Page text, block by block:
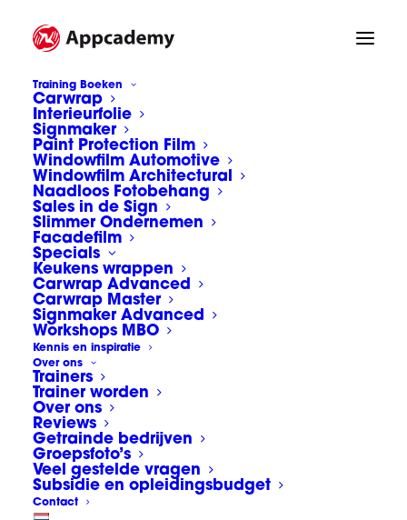
Training Boeken
Carwrap
Interieurfolie
Signmaker
Paint Protection Film
Windowfilm Automotive
Windowfilm Architectural
Naadloos Fotobehang
Sales in de Sign
Slimmer Ondernemen
Facadefilm
Specials
Keukens wrappen
Carwrap Advanced
Carwrap Master
Signmaker Advanced
Workshops MBO
Kennis en inspiratie
Over ons
Trainers
Trainer worden
Over ons
Reviews
Getrainde bedrijven
Groepsfoto’s
Veel gestelde vragen
Subsidie en opleidingsbudget
Contact
Trainer en cursist brengen raamfolie
aan op glaswerk als demo en
oefeningen tijdens Appcademy
Architectural Windowfilm cursus
Home
Architectural Windowfilm
Trainer en cursist brengen raamfolie aan op glaswerk
als demo en oefeningen tijdens Appcademy Architectural
Windowfilm cursus
Trainer en cursist
brengen raamfolie
aan op glaswerk als
demo en oefeningen